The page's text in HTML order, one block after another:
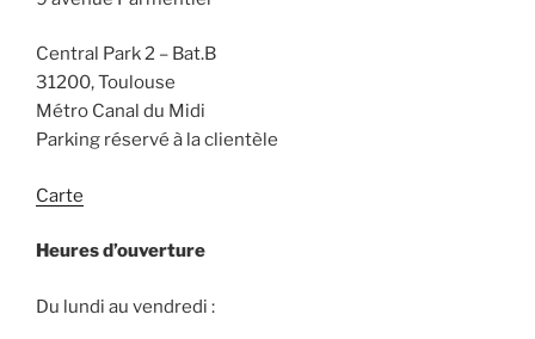
Central Park 2 – Bat.B
31200, Toulouse
Métro Canal du Midi
Parking réservé à la clientèle
Carte
Heures d’ouverture
Du lundi au vendredi :